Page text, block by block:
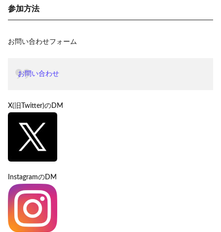
参加方法
お問い合わせフォーム
お問い合わせ
X(旧Twitter)のDM
InstagramのDM